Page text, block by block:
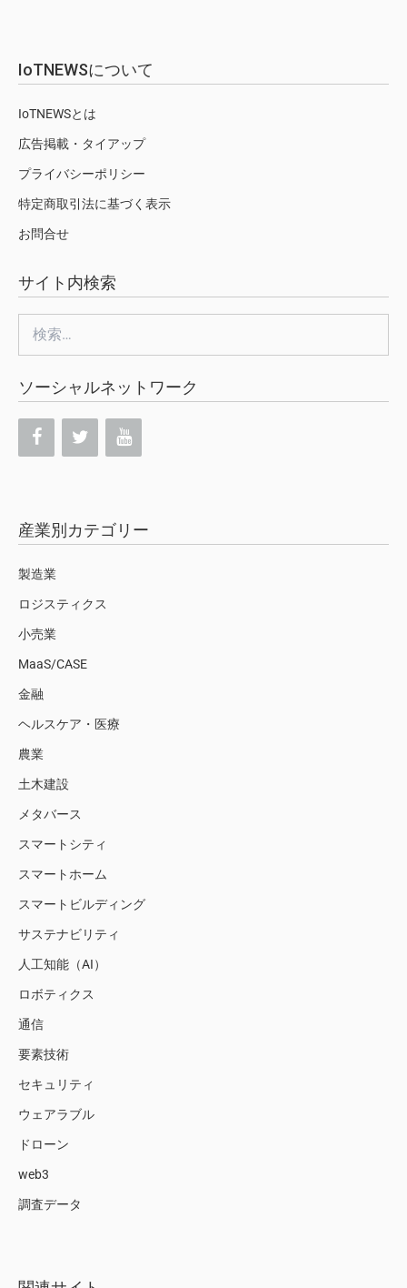
IoTNEWSについて
IoTNEWSとは
広告掲載・タイアップ
プライバシーポリシー
特定商取引法に基づく表示
お問合せ
サイト内検索
ソーシャルネットワーク
産業別カテゴリー
製造業
ロジスティクス
小売業
MaaS/CASE
金融
ヘルスケア・医療
農業
土木建設
メタバース
スマートシティ
スマートホーム
スマートビルディング
サステナビリティ
人工知能（AI）
ロボティクス
通信
要素技術
セキュリティ
ウェアラブル
ドローン
web3
調査データ